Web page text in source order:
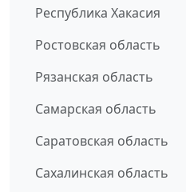
Республика Хакасия
Ростовская область
Рязанская область
Самарская область
Саратовская область
Сахалинская область